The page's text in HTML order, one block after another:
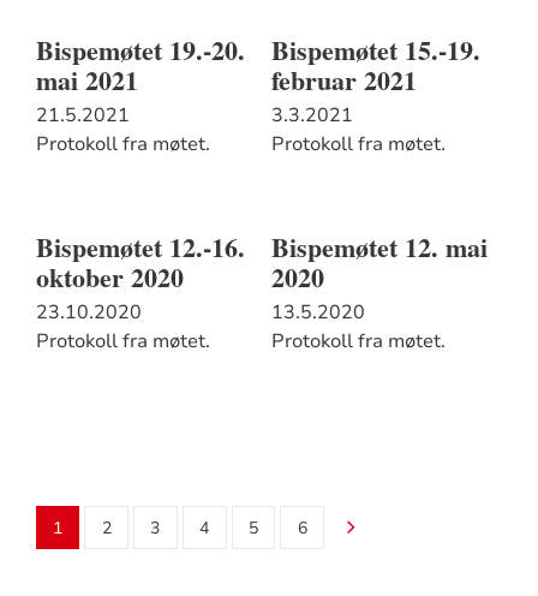
Bispemøtet 19.-20.
mai 2021
21.5.2021
Protokoll fra møtet.
Bispemøtet 15.-19.
februar 2021
3.3.2021
Protokoll fra møtet.
Bispemøtet 12.-16.
oktober 2020
23.10.2020
Protokoll fra møtet.
Bispemøtet 12. mai
2020
13.5.2020
Protokoll fra møtet.
1 2 3 4 5 6